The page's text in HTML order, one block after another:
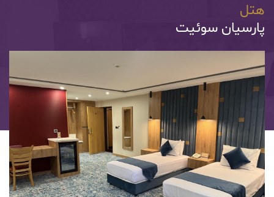
هتل
پارسیان سوئیت